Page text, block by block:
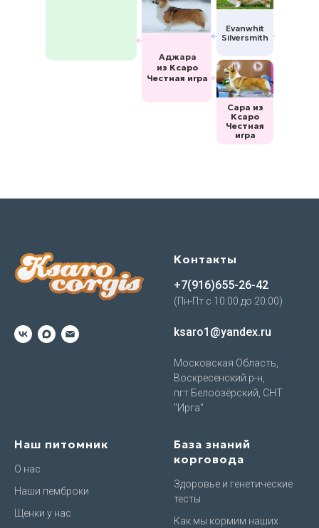
Аджара
из Ксаро
Честная игра
Сара из
Ксаро
Честная
игра
Evanwhit
Silversmith
Контакты
+7(916)655-26-42
(Пн-Пт с 10:00 до 20:00)
ksaro1@yandex.ru
Московская Область,
Воскресенский р-н,
пгт Белоозёрский, СНТ
"Ирга"
Наш питомник
О нас
Наши пемброки
Щенки у нас
База знаний
корговода
Здоровье и генетические
тесты
Как мы кормим наших